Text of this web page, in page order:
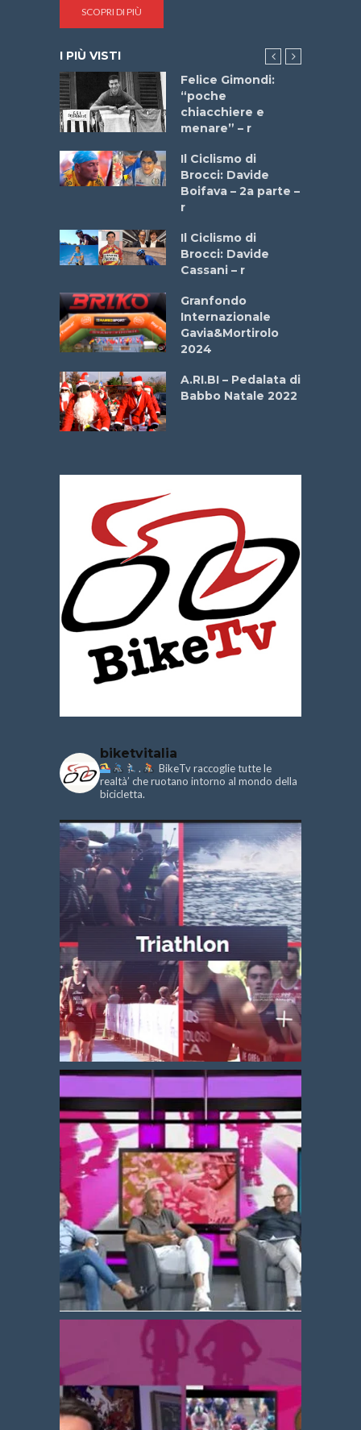
SCOPRI DI PIÙ
I PIÙ VISTI
Felice Gimondi:
“poche
chiacchiere e
menare” – r
Il Ciclismo di
Brocci: Davide
Boifava – 2a parte –
r
Il Ciclismo di
Brocci: Davide
Cassani – r
Granfondo
Internazionale
Gavia&Mortirolo
2024
A.RI.BI – Pedalata di
Babbo Natale 2022
biketvitalia
.
BikeTv raccoglie tutte le
realtà’ che ruotano intorno al mondo della
bicicletta.